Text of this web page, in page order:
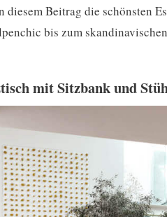
diesem Beitrag die schönsten
bis zum skandinavischen
mit Sitzbank und